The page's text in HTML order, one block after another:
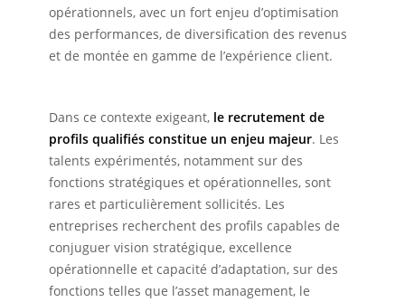
opérationnels, avec un fort enjeu d’optimisation
des performances, de diversification des revenus
et de montée en gamme de l’expérience client.
Dans ce contexte exigeant, le recrutement de
profils qualifiés constitue un enjeu majeur. Les
talents expérimentés, notamment sur des
fonctions stratégiques et opérationnelles, sont
rares et particulièrement sollicités. Les
entreprises recherchent des profils capables de
conjuguer vision stratégique, excellence
opérationnelle et capacité d’adaptation, sur des
fonctions telles que l’asset management, le